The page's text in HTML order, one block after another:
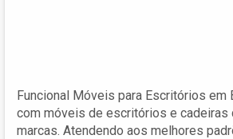
Funcional Móveis para Escritórios em
com móveis de escritórios e cadeiras
marcas. Atendendo aos melhores